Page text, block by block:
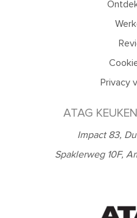
Privacy
ATAG
Impact 83,
Spaklerweg 10F,